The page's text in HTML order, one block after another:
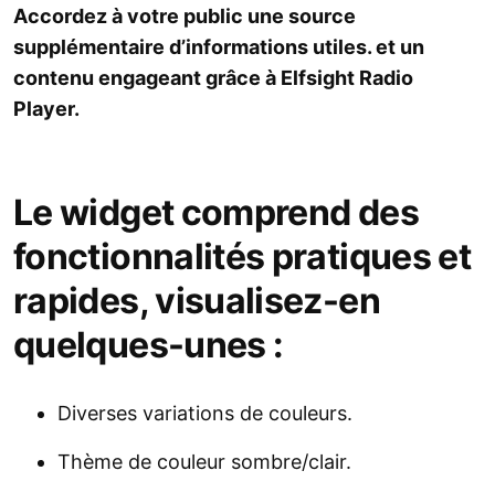
Accordez à votre public une source
supplémentaire d’informations utiles. et un
contenu engageant grâce à Elfsight Radio
Player.
Le widget comprend des
fonctionnalités pratiques et
rapides, visualisez-en
quelques-unes :
Diverses variations de couleurs.
Thème de couleur sombre/clair.